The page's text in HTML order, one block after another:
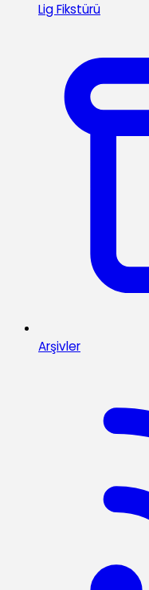
Lig Fikstürü
Arşivler